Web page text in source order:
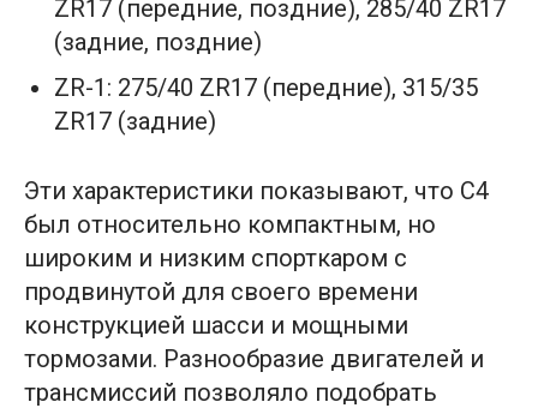
ZR17 (передние, поздние), 285/40 ZR17
(задние, поздние)
ZR-1: 275/40 ZR17 (передние), 315/35
ZR17 (задние)
Эти характеристики показывают, что C4
был относительно компактным, но
широким и низким спорткаром с
продвинутой для своего времени
конструкцией шасси и мощными
тормозами. Разнообразие двигателей и
трансмиссий позволяло подобрать